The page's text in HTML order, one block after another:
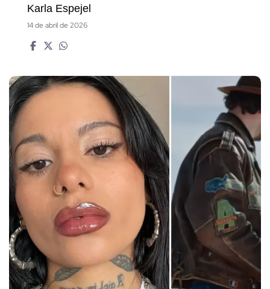
Karla Espejel
14 de abril de 2026